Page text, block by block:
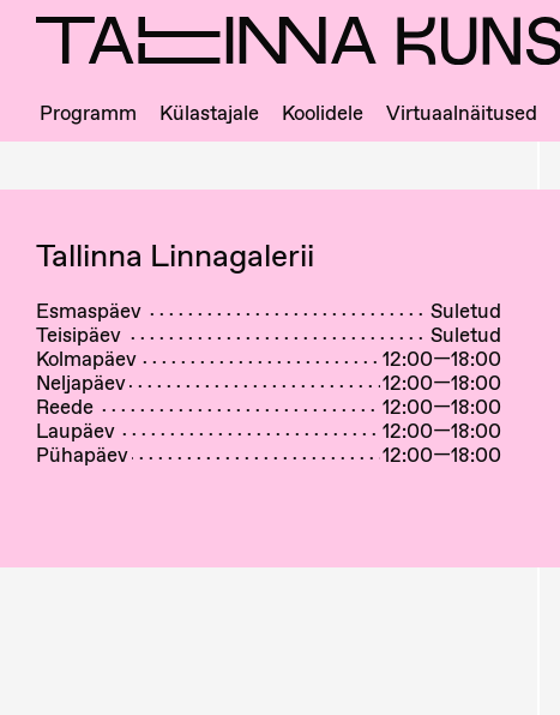
Skip
Ligipääs
ja
Programm Külastajale Koolidele Virtuaalnäitused
Tallinna Linnagalerii
Esmaspäev
Suletud
Teisipäev
Suletud
Kolmapäev
12:00—18:00
Neljapäev
12:00—18:00
Reede
12:00—18:00
Laupäev
12:00—18:00
Pühapäev
12:00—18:00